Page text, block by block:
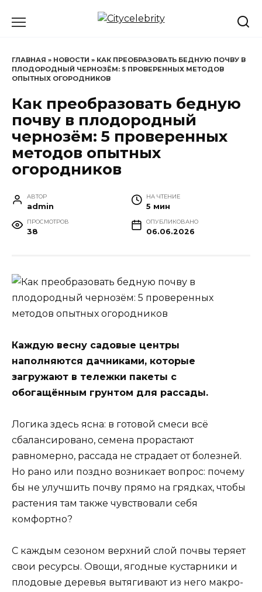
ГЛАВНАЯ » НОВОСТИ » КАК ПРЕОБРАЗОВАТЬ БЕДНУЮ ПОЧВУ В
ПЛОДОРОДНЫЙ ЧЕРНОЗЁМ: 5 ПРОВЕРЕННЫХ МЕТОДОВ
ОПЫТНЫХ ОГОРОДНИКОВ
Как преобразовать бедную
почву в плодородный
чернозём: 5 проверенных
методов опытных
огородников
АВТОР
admin
НА ЧТЕНИЕ
5 мин
ПРОСМОТРОВ
38
ОПУБЛИКОВАНО
06.06.2026
Каждую весну садовые центры
наполняются дачниками, которые
загружают в тележки пакеты с
обогащённым грунтом для рассады.
Логика здесь ясна: в готовой смеси всё
сбалансировано, семена прорастают
равномерно, рассада не страдает от болезней.
Но рано или поздно возникает вопрос: почему
бы не улучшить почву прямо на грядках, чтобы
растения там также чувствовали себя
комфортно?
С каждым сезоном верхний слой почвы теряет
свои ресурсы. Овощи, ягодные кустарники и
плодовые деревья вытягивают из него макро-